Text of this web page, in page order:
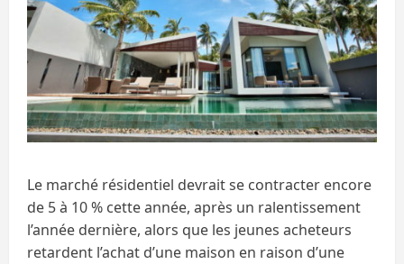
Le marché résidentiel devrait se contracter encore
de 5 à 10 % cette année, après un ralentissement
l’année dernière, alors que les jeunes acheteurs
retardent l’achat d’une maison en raison d’une